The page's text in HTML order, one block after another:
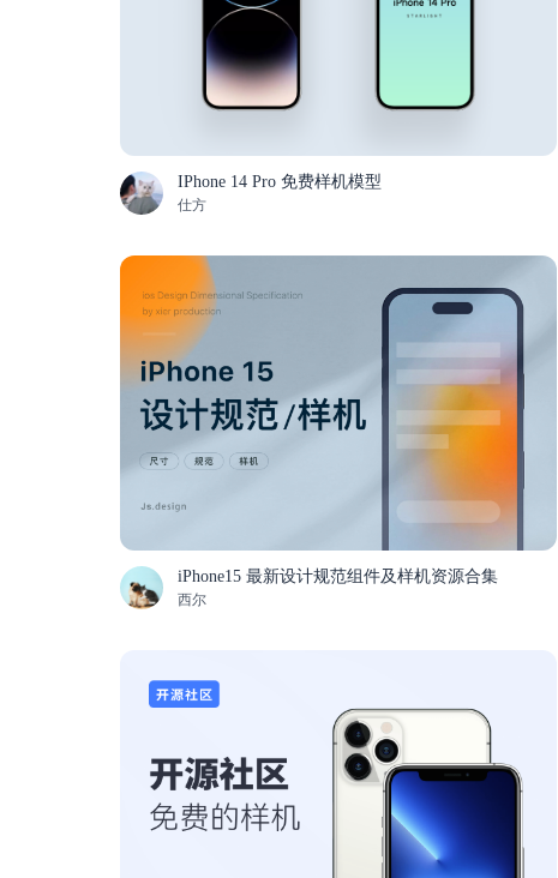
IPhone 14 Pro 免费样机模型
仕方
iPhone15 最新设计规范组件及样机资源合集
西尔